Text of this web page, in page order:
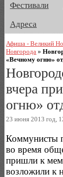
Фестивали
Адреса
Афиша - Великий
Новгорода »
«Вечному огню»
вчера
огню»
23 июня 2013 год,
Коммунисты
во время
пришли к
возложили к